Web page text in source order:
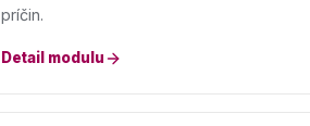
príčin.
Detail modulu